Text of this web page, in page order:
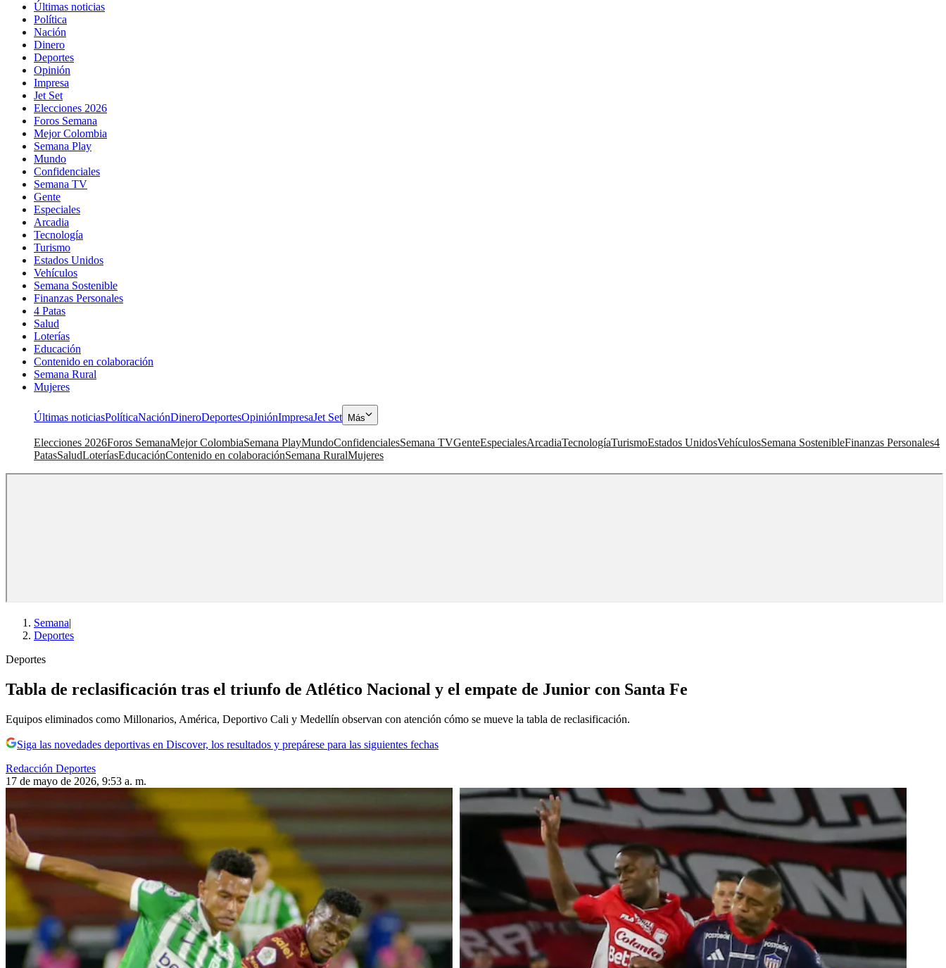
Últimas noticias
Política
Nación
Dinero
Deportes
Opinión
Impresa
Jet Set
Elecciones 2026
Foros Semana
Mejor Colombia
Semana Play
Mundo
Confidenciales
Semana TV
Gente
Especiales
Arcadia
Tecnología
Turismo
Estados Unidos
Vehículos
Semana Sostenible
Finanzas Personales
4 Patas
Salud
Loterías
Educación
Contenido en colaboración
Semana Rural
Mujeres
Últimas noticiasPolíticaNaciónDineroDeportesOpiniónImpresaJet Set Más
Elecciones 2026Foros SemanaMejor ColombiaSemana PlayMundoConfidencialesSemana TVGenteEspecialesArcadiaTecnologíaTurismoEstados UnidosVehículosSemana SostenibleFinanzas Personales4
PatasSaludLoteríasEducaciónContenido en colaboraciónSemana RuralMujeres
Semana|
Deportes
Deportes
Tabla de reclasificación tras el triunfo de Atlético Nacional y el empate de Junior con Santa Fe
Equipos eliminados como Millonarios, América, Deportivo Cali y Medellín observan con atención cómo se mueve la tabla de reclasificación.
Siga las novedades deportivas en Discover, los resultados y prepárese para las siguientes fechas
Redacción Deportes
17 de mayo de 2026, 9:53 a. m.